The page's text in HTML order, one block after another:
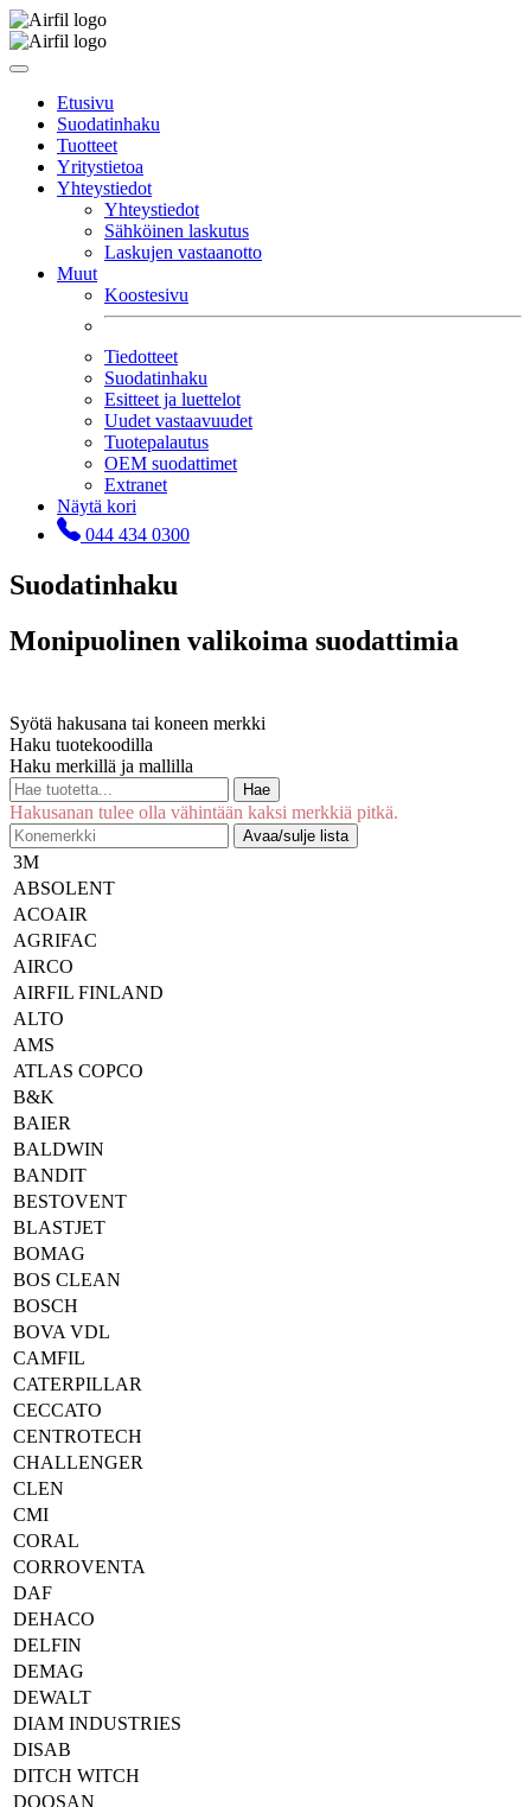
Etusivu
Suodatinhaku
Tuotteet
Yritystietoa
Yhteystiedot
Yhteystiedot
Sähköinen laskutus
Laskujen vastaanotto
Muut
Koostesivu
Tiedotteet
Suodatinhaku
Esitteet ja luettelot
Uudet vastaavuudet
Tuotepalautus
OEM suodattimet
Extranet
Näytä kori
044 434 0300
Suodatinhaku
Monipuolinen valikoima suodattimia
Syötä hakusana tai koneen merkki
Haku tuotekoodilla
Haku merkillä ja mallilla
Hae
Hakusanan tulee olla vähintään kaksi merkkiä pitkä.
Avaa/sulje lista
3M
ABSOLENT
ACOAIR
AGRIFAC
AIRCO
AIRFIL FINLAND
ALTO
AMS
ATLAS COPCO
B&K
BAIER
BALDWIN
BANDIT
BESTOVENT
BLASTJET
BOMAG
BOS CLEAN
BOSCH
BOVA VDL
CAMFIL
CATERPILLAR
CECCATO
CENTROTECH
CHALLENGER
CLEN
CMI
CORAL
CORROVENTA
DAF
DEHACO
DELFIN
DEMAG
DEWALT
DIAM INDUSTRIES
DISAB
DITCH WITCH
DOOSAN